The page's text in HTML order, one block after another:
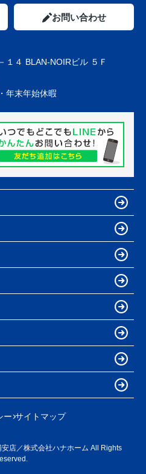
お問い合わせ
１４ BLAN-NOIRビル ５Ｆ
年末年始休暇
ー サイトマップ
店／株式会社ハナホーム All Rights